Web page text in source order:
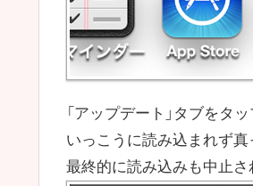
「アップデート」タブをタ
いっこうに読み込まれず真
最終的に読み込みも中止さ